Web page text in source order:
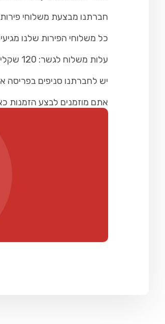
חברתנו מבצעת משלוחי
כל משלוחי הפירות שלנו
עלות משלוח לגשר: 120 שקלים
יש לחברתנו סניפים בפריסה
אתם מוזמנים לבצע הזמנות כאן